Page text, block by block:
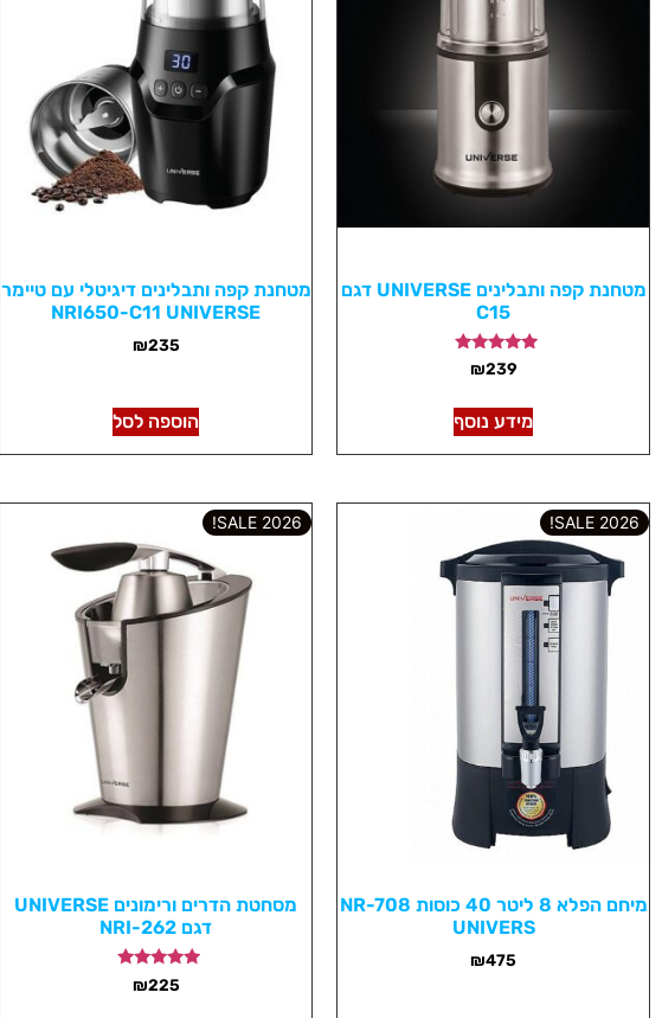
מטחנת קפה ותבלינים UNIVERSE דגם
C15
דורג
5.00
₪239
מידע נוסף
מטחנת קפה ותבלינים דיגיטלי עם טיימר
NRI650-C11 UNIVERSE
₪235
הוספה לסל
2026 SALE!
מיחם הפלא 8 ליטר 40 כוסות NR-708
UNIVERS
₪475
2026 SALE!
מסחטת הדרים ורימונים UNIVERSE
דגם NRI-262
דורג
5.00
₪225